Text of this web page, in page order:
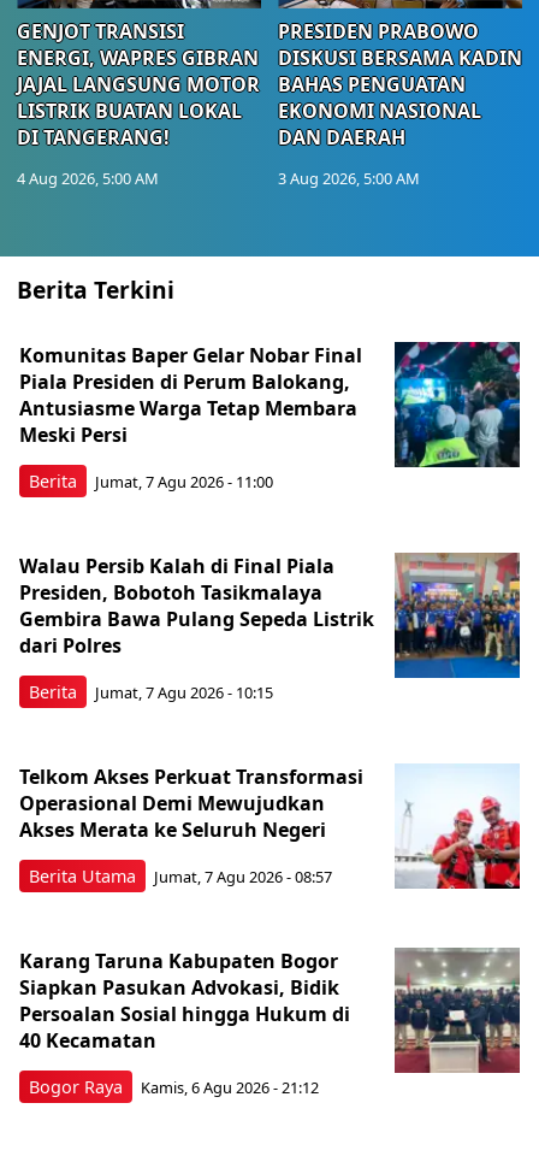
GENJOT TRANSISI
ENERGI, WAPRES GIBRAN
JAJAL LANGSUNG MOTOR
LISTRIK BUATAN LOKAL
DI TANGERANG!
4 Aug 2026, 5:00 AM
PRESIDEN PRABOWO
DISKUSI BERSAMA KADIN
BAHAS PENGUATAN
EKONOMI NASIONAL
DAN DAERAH
3 Aug 2026, 5:00 AM
Berita Terkini
Berita
Komunitas Baper Gelar Nobar Final
Piala Presiden di Perum Balokang,
Antusiasme Warga Tetap Membara
Meski Persi
Jumat, 7 Agu 2026 - 11:00
Berita
Walau Persib Kalah di Final Piala
Presiden, Bobotoh Tasikmalaya
Gembira Bawa Pulang Sepeda Listrik
dari Polres
Jumat, 7 Agu 2026 - 10:15
Berita Utama
Telkom Akses Perkuat Transformasi
Operasional Demi Mewujudkan
Akses Merata ke Seluruh Negeri
Jumat, 7 Agu 2026 - 08:57
Bogor Raya
Karang Taruna Kabupaten Bogor
Siapkan Pasukan Advokasi, Bidik
Persoalan Sosial hingga Hukum di
40 Kecamatan
Kamis, 6 Agu 2026 - 21:12